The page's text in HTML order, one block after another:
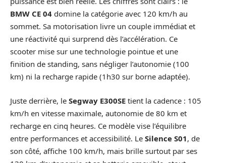
BMW CE 04 domine la catégorie avec 120 km/h au
sommet. Sa motorisation livre un couple immédiat et
une réactivité qui surprend dès l’accélération. Ce
scooter mise sur une technologie pointue et une
finition de standing, sans négliger l’autonomie (100
km) ni la recharge rapide (1h30 sur borne adaptée).
Juste derrière, le Segway E300SE tient la cadence : 105
km/h en vitesse maximale, autonomie de 80 km et
recharge en cinq heures. Ce modèle vise l’équilibre
entre performances et accessibilité. Le Silence S01, de
son côté, affiche 100 km/h, mais brille surtout par ses